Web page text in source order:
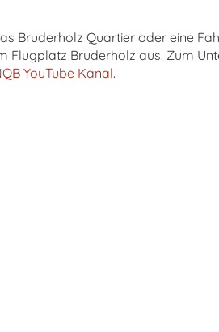
Bruderholz Quartier oder eine
Bruderholz aus. Zum
YouTube Kanal.